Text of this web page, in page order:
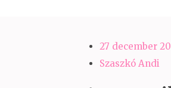
27 december
Szaszkó Andi